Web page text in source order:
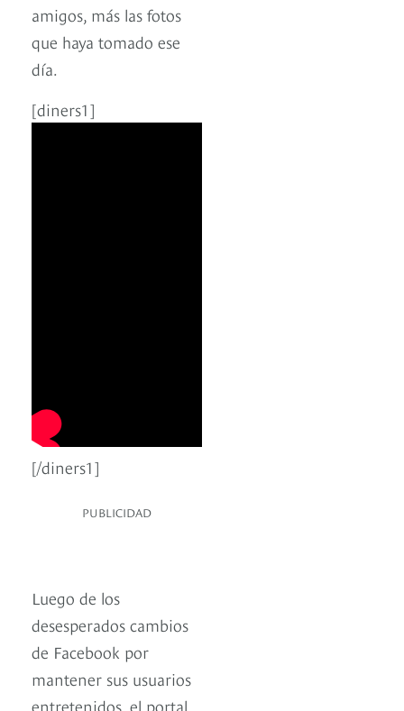
amigos, más las fotos
que haya tomado ese
día.
[diners1]
[/diners1]
PUBLICIDAD
Luego de los
desesperados cambios
de Facebook por
mantener sus usuarios
entretenidos, el portal